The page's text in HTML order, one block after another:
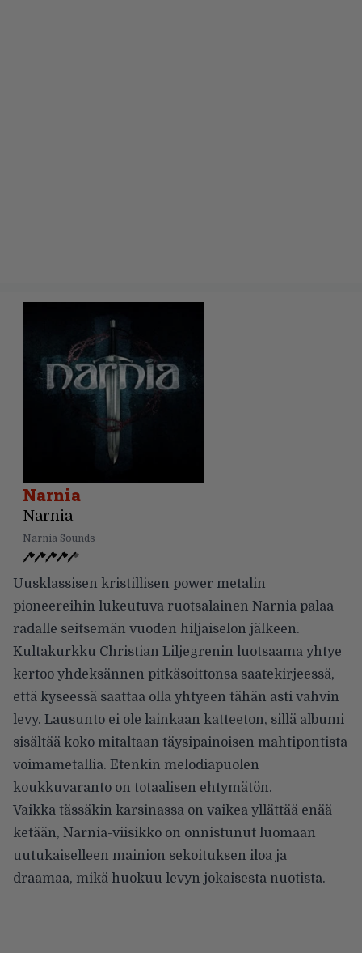
Narnia
Narnia
Narnia Sounds
Uusklassisen kristillisen power metalin
pioneereihin lukeutuva ruotsalainen Narnia palaa
radalle seitsemän vuoden hiljaiselon jälkeen.
Kultakurkku Christian Liljegrenin luotsaama yhtye
kertoo yhdeksännen pitkäsoittonsa saatekirjeessä,
että kyseessä saattaa olla yhtyeen tähän asti vahvin
levy. Lausunto ei ole lainkaan katteeton, sillä albumi
sisältää koko mitaltaan täysipainoisen mahtipontista
voimametallia. Etenkin melodiapuolen
koukkuvaranto on totaalisen ehtymätön.
Vaikka tässäkin karsinassa on vaikea yllättää enää
ketään, Narnia-viisikko on onnistunut luomaan
uutukaiselleen mainion sekoituksen iloa ja
draamaa, mikä huokuu levyn jokaisesta nuotista.